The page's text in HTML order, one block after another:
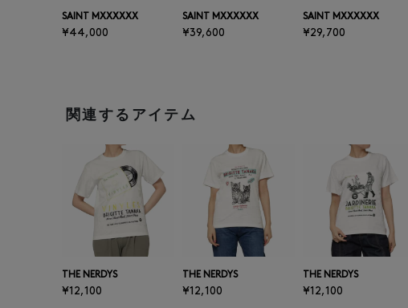
SAINT MXXXXXX
¥44,000
SAINT MXXXXXX
¥39,600
SAINT MXXXXXX
¥29,700
関連するアイテム
THE NERDYS
¥12,100
THE NERDYS
¥12,100
THE NERDYS
¥12,100